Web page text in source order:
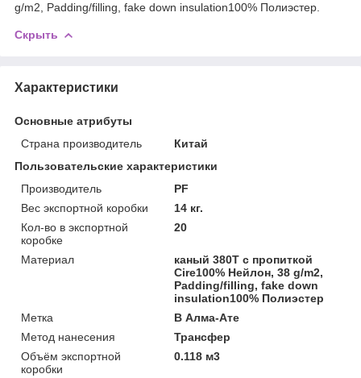
g/m2, Padding/filling, fake down insulation100% Полиэстер.
Скрыть
Характеристики
Основные атрибуты
Страна производитель
Китай
Пользовательские характеристики
Производитель
PF
Вес экспортной коробки
14 кг.
Кол-во в экспортной
коробке
20
Материал
каный 380Т с пропиткой
Cire100% Нейлон, 38 g/m2,
Padding/filling, fake down
insulation100% Полиэстер
Метка
В Алма-Ате
Метод нанесения
Трансфер
Объём экспортной
коробки
0.118 м3